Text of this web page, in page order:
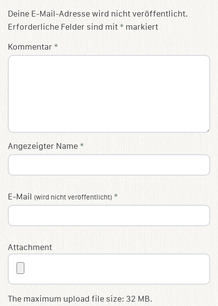
Deine E-Mail-Adresse wird nicht veröffentlicht.
Erforderliche Felder sind mit * markiert
Kommentar *
Angezeigter Name *
E-Mail (wird nicht veröffentlicht) *
Attachment
The maximum upload file size: 32 MB.